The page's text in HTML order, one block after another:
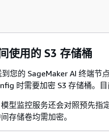
使用的 S3 存储桶
您的 SageMaker AI 终端节
时需要加密 S3 存储桶。目
型监控服务还会对照预先指
存储卷均需加密。